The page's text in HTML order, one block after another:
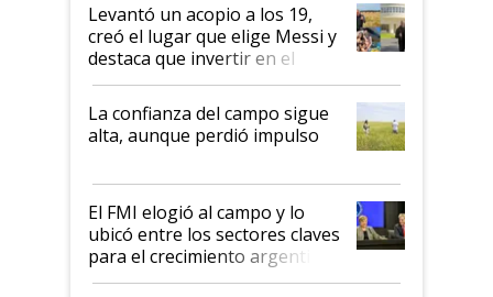
Levantó un acopio a los 19,
creó el lugar que elige Messi y
destaca que invertir en el
kirchnerismo era como "darle
plata a un hijo para droga":
Juan Félix Rossetti, el libertario
que de una dura crisis salió
de Milei
La confianza del campo sigue
alta, aunque perdió impulso
El FMI elogió al campo y lo
ubicó entre los sectores claves
para el crecimiento argentino